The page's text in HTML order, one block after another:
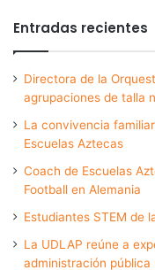
Entradas recientes
Directora de la
agrupaciones de talla
La convivencia
Escuelas Aztecas
Coach de Escuelas
Football en Alemania
Estudiantes STEM de
La UDLAP reúne a
administración pública